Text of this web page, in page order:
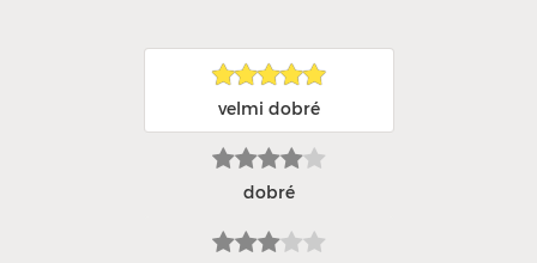
velmi dobré
dobré